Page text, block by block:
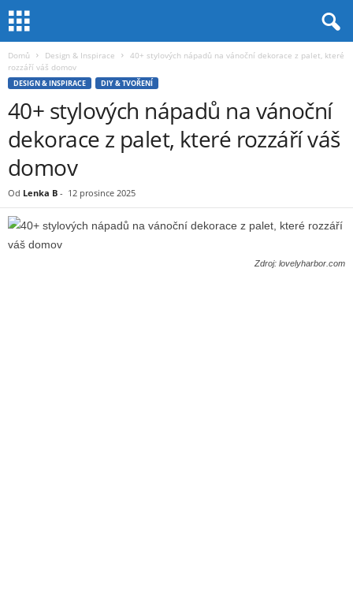
Domů Design & Inspirace
40+ stylových nápadů na vánoční dekorace z palet, které
rozzáří váš domov
DESIGN & INSPIRACE DIY & TVOŘENÍ
40+ stylových nápadů na vánoční
dekorace z palet, které rozzáří váš
domov
Od Lenka B - 12 prosince 2025
Zdroj: lovelyharbor.com